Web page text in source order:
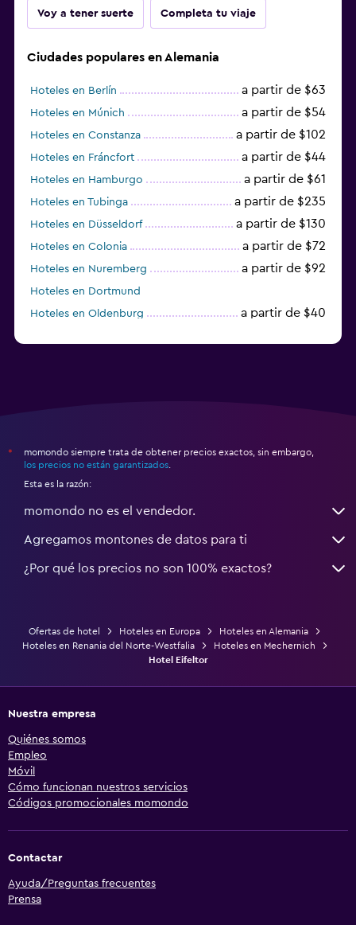
Voy a tener suerte Completa tu viaje
Ciudades populares en Alemania
Hoteles en Berlín a partir de $63
Hoteles en Múnich a partir de $54
Hoteles en Constanza a partir de $102
Hoteles en Fráncfort a partir de $44
Hoteles en Hamburgo a partir de $61
Hoteles en Tubinga a partir de $235
Hoteles en Düsseldorf a partir de $130
Hoteles en Colonia a partir de $72
Hoteles en Nuremberg a partir de $92
Hoteles en Dortmund
Hoteles en Oldenburg
a partir de $40
*
momondo siempre trata de obtener precios exactos, sin embargo,
los precios no están garantizados
Esta es la razón:
momondo no es el vendedor.
Agregamos montones de datos para ti
¿Por qué los precios no son 100% exactos?
Ofertas de hotel Hoteles en Europa
Hoteles en Alemania
Hoteles en Renania del Norte-Westfalia
Hoteles en Mechernich
Hotel Eifeltor
Nuestra empresa
Quiénes somos
Empleo
Móvil
Cómo funcionan nuestros servicios
Códigos promocionales momondo
Contactar
Ayuda/Preguntas frecuentes
Prensa